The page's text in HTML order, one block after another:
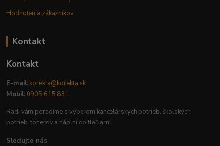
Hodnotenia zákazníkov
Kontakt
Kontakt
E-mail: korekta@korekta.sk
Mobil: 0905 615 831
Radi vám poradíme s výberom kancelárskych potrieb, školských
potrieb, tonerov a náplní do tlačiarní.
Sledujte nás